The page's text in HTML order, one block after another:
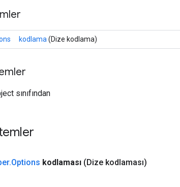
kodlama (Dize kodlama)
sınıfından
.Options kodlaması (Dize kodlaması)